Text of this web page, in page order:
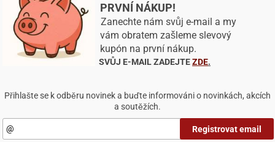
cookies si pamatují, co a jak ve svém prohlížeči na
děláte. Díky tomu webová stránka funguje podle vás a je
se přizpůsobit vašim preferencím.
některých typů souborů může mít vliv na vaši
s naším webem, také nebudeme schopni poskytnout
na základě vašich preferencí.
Odmítnout vše Přijmout všechny cookies
PRVNÍ NÁKUP!
Zanechte nám svůj e-mail a my
vám obratem zašleme slevový
kupón na první nákup.
SVŮJ E-MAIL ZADEJTEZDE.
Přihlašte se k odběru novinek a buďte informováni o novinkách, akcích
a soutěžích.
Registrovat email